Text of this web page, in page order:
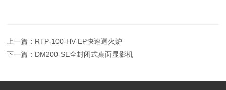
上一篇： RTP-100-HV-EP快速退火炉
下一篇： DM200-SE全封闭式桌面显影机